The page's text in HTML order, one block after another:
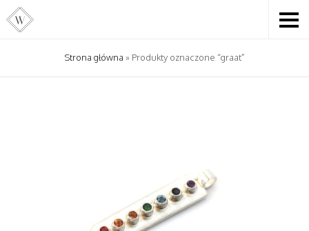
Strona główna » Produkty oznaczone “graat”